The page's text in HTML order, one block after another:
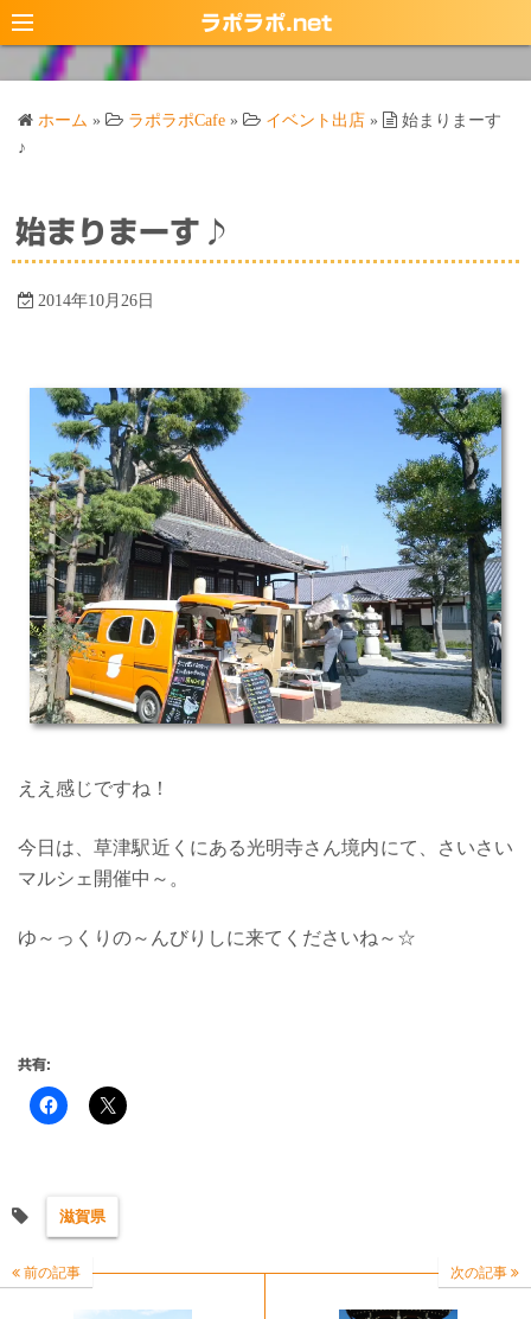
コ
ン
キ
ッ
ラポラポ.net
ホーム » ラポラポCafe » イベント出店 »
始まりまーす
♪
始まりまーす♪
2014年10月26日
ええ感じですね！
今日は、草津駅近くにある光明寺さん境内にて、さいさい
マルシェ開催中～。
ゆ～っくりの～んびりしに来てくださいね～☆
共有:
滋賀県
前の記事 次の記事